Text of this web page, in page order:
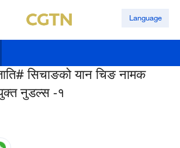
Language
सिचाङको यान चिङ नामक
नुडल्स -१